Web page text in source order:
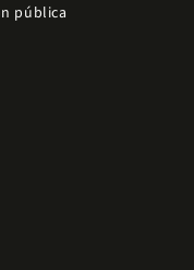
pública